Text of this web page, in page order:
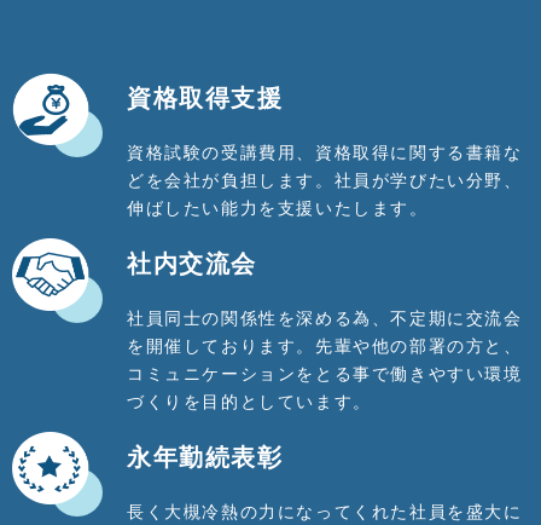
資格取得支援
資格試験の受講費用、資格取得に関する書籍な
どを会社が負担します。社員が学びたい分野、
伸ばしたい能力を支援いたします。
社内交流会
社員同士の関係性を深める為、不定期に交流会
を開催しております。先輩や他の部署の方と、
コミュニケーションをとる事で働きやすい環境
づくりを目的としています。
永年勤続表彰
長く大槻冷熱の力になってくれた社員を盛大に